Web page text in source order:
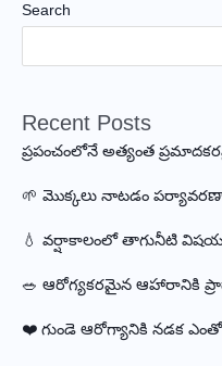
Search
Recent Posts
ప్రపంచంలోనే అత్యంత
🌱 మొక్కలు నాటడం
💧 వర్షాకాలంలో తాగునీటి
🥗 ఆరోగ్యకరమైన ఆహారానికి
❤️ గుండె ఆరోగ్యానికి నడక